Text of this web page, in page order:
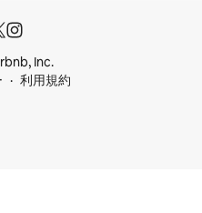
Inc.
利用規約